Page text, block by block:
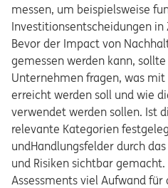
messen, um beispielsweise
Investitionsentscheidungen
Bevor der Impact von
gemessen werden kann,
Unternehmen fragen, was mit
erreicht werden soll und wie
verwendet werden sollen. Ist
relevante Kategorien
undHandlungsfelder durch
und Risiken sichtbar
Assessments viel Aufwand